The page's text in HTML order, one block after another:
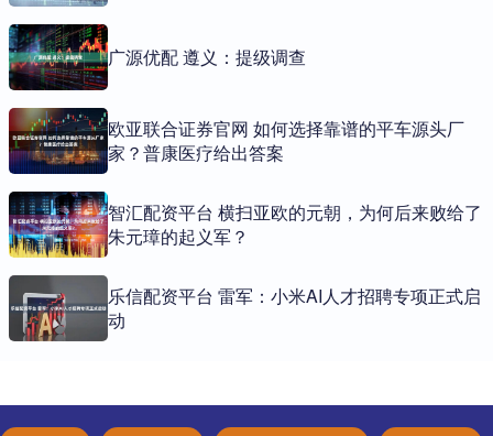
广源优配 遵义：提级调查
欧亚联合证券官网 如何选择靠谱的平车源头厂
家？普康医疗给出答案
智汇配资平台 横扫亚欧的元朝，为何后来败给了
朱元璋的起义军？
乐信配资平台 雷军：小米AI人才招聘专项正式启
动